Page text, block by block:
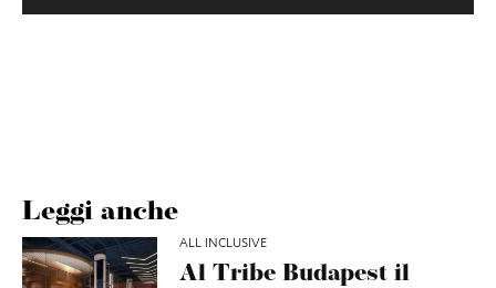
Leggi anche
ALL INCLUSIVE
Al Tribe Budapest il